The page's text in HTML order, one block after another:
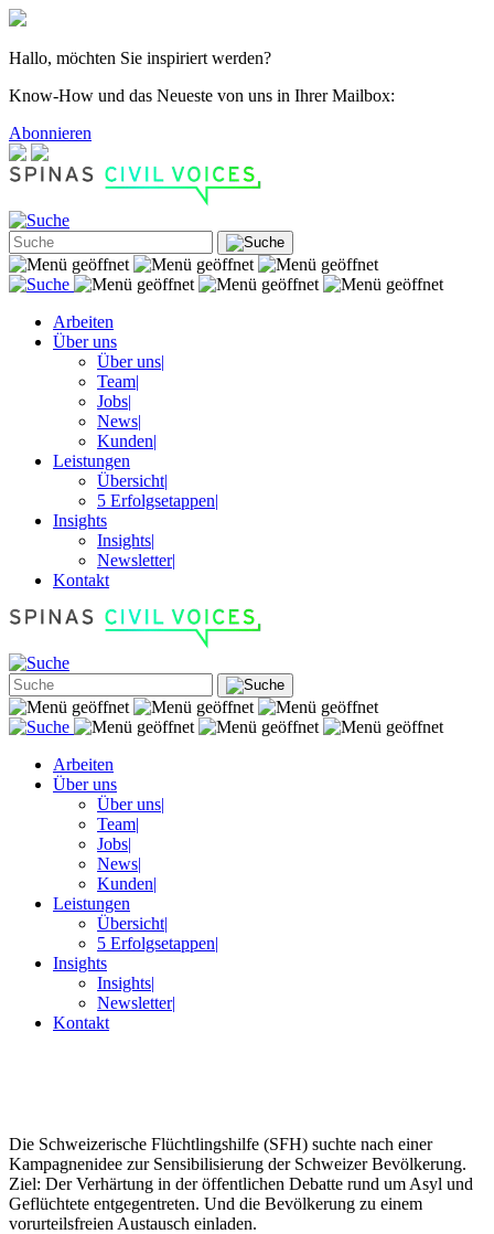
Hallo, möchten Sie inspiriert werden?
Know-How und das Neueste von uns in Ihrer Mailbox:
Abonnieren
Arbeiten
Über uns
Über uns|
Team|
Jobs|
News|
Kunden|
Leistungen
Übersicht|
5 Erfolgsetappen|
Insights
Insights|
Newsletter|
Kontakt
Arbeiten
Über uns
Über uns|
Team|
Jobs|
News|
Kunden|
Leistungen
Übersicht|
5 Erfolgsetappen|
Insights
Insights|
Newsletter|
Kontakt
Die Schweizerische Flüchtlingshilfe (SFH) suchte nach einer
Kampagnenidee zur Sensibilisierung der Schweizer Bevölkerung.
Ziel: Der Verhärtung in der öffentlichen Debatte rund um Asyl und
Geflüchtete entgegentreten. Und die Bevölkerung zu einem
vorurteilsfreien Austausch einladen.